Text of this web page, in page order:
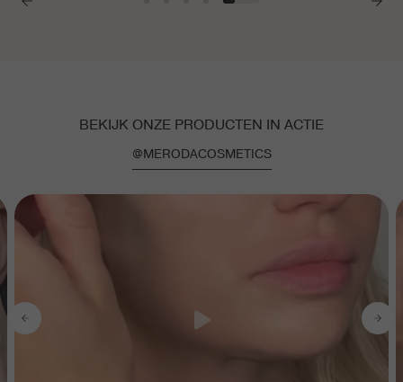
BEKIJK ONZE PRODUCTEN IN ACTIE
@MERODACOSMETICS